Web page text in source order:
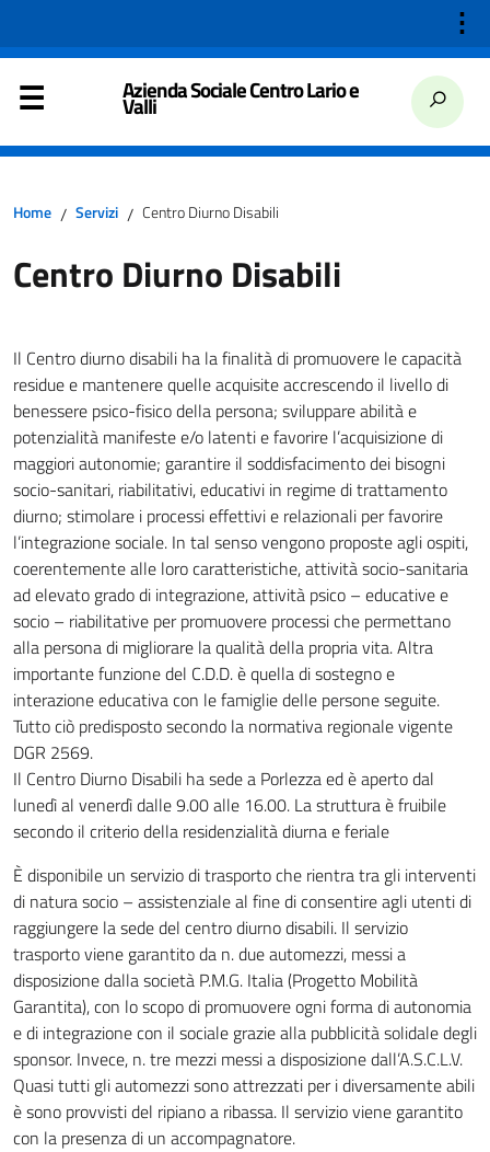
⋮
Azienda Sociale Centro Lario e
Valli
Home / Servizi / Centro Diurno Disabili
Centro Diurno Disabili
Il Centro diurno disabili ha la finalità di promuovere le capacità
residue e mantenere quelle acquisite accrescendo il livello di
benessere psico-fisico della persona; sviluppare abilità e
potenzialità manifeste e/o latenti e favorire l’acquisizione di
maggiori autonomie; garantire il soddisfacimento dei bisogni
socio-sanitari, riabilitativi, educativi in regime di trattamento
diurno; stimolare i processi effettivi e relazionali per favorire
l’integrazione sociale. In tal senso vengono proposte agli ospiti,
coerentemente alle loro caratteristiche, attività socio-sanitaria
ad elevato grado di integrazione, attività psico – educative e
socio – riabilitative per promuovere processi che permettano
alla persona di migliorare la qualità della propria vita. Altra
importante funzione del C.D.D. è quella di sostegno e
interazione educativa con le famiglie delle persone seguite.
Tutto ciò predisposto secondo la normativa regionale vigente
DGR 2569.
Il Centro Diurno Disabili ha sede a Porlezza ed è aperto dal
lunedì al venerdì dalle 9.00 alle 16.00. La struttura è fruibile
secondo il criterio della residenzialità diurna e feriale
È disponibile un servizio di trasporto che rientra tra gli interventi
di natura socio – assistenziale al fine di consentire agli utenti di
raggiungere la sede del centro diurno disabili. Il servizio
trasporto viene garantito da n. due automezzi, messi a
disposizione dalla società P.M.G. Italia (Progetto Mobilità
Garantita), con lo scopo di promuovere ogni forma di autonomia
e di integrazione con il sociale grazie alla pubblicità solidale degli
sponsor. Invece, n. tre mezzi messi a disposizione dall’A.S.C.L.V.
Quasi tutti gli automezzi sono attrezzati per i diversamente abili
è sono provvisti del ripiano a ribassa. Il servizio viene garantito
con la presenza di un accompagnatore.